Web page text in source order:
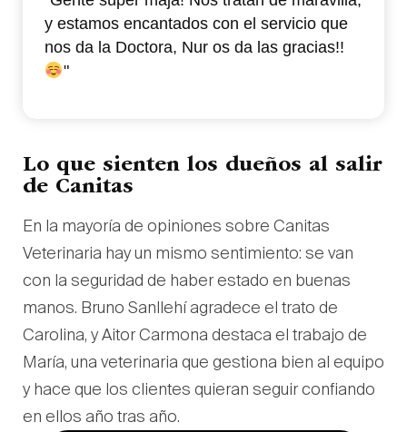
y estamos encantados con el servicio que
nos da la Doctora, Nur os da las gracias!!
"
Lo que sienten los dueños al salir
de Canitas
En la mayoría de opiniones sobre Canitas
Veterinaria hay un mismo sentimiento: se van
con la seguridad de haber estado en buenas
manos. Bruno Sanllehí agradece el trato de
Carolina, y Aitor Carmona destaca el trabajo de
María, una veterinaria que gestiona bien al equipo
y hace que los clientes quieran seguir confiando
en ellos año tras año.